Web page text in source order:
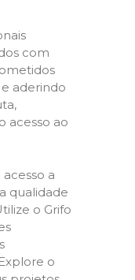
com
aderindo
acesso ao
a
qualidade
o Grifo
o